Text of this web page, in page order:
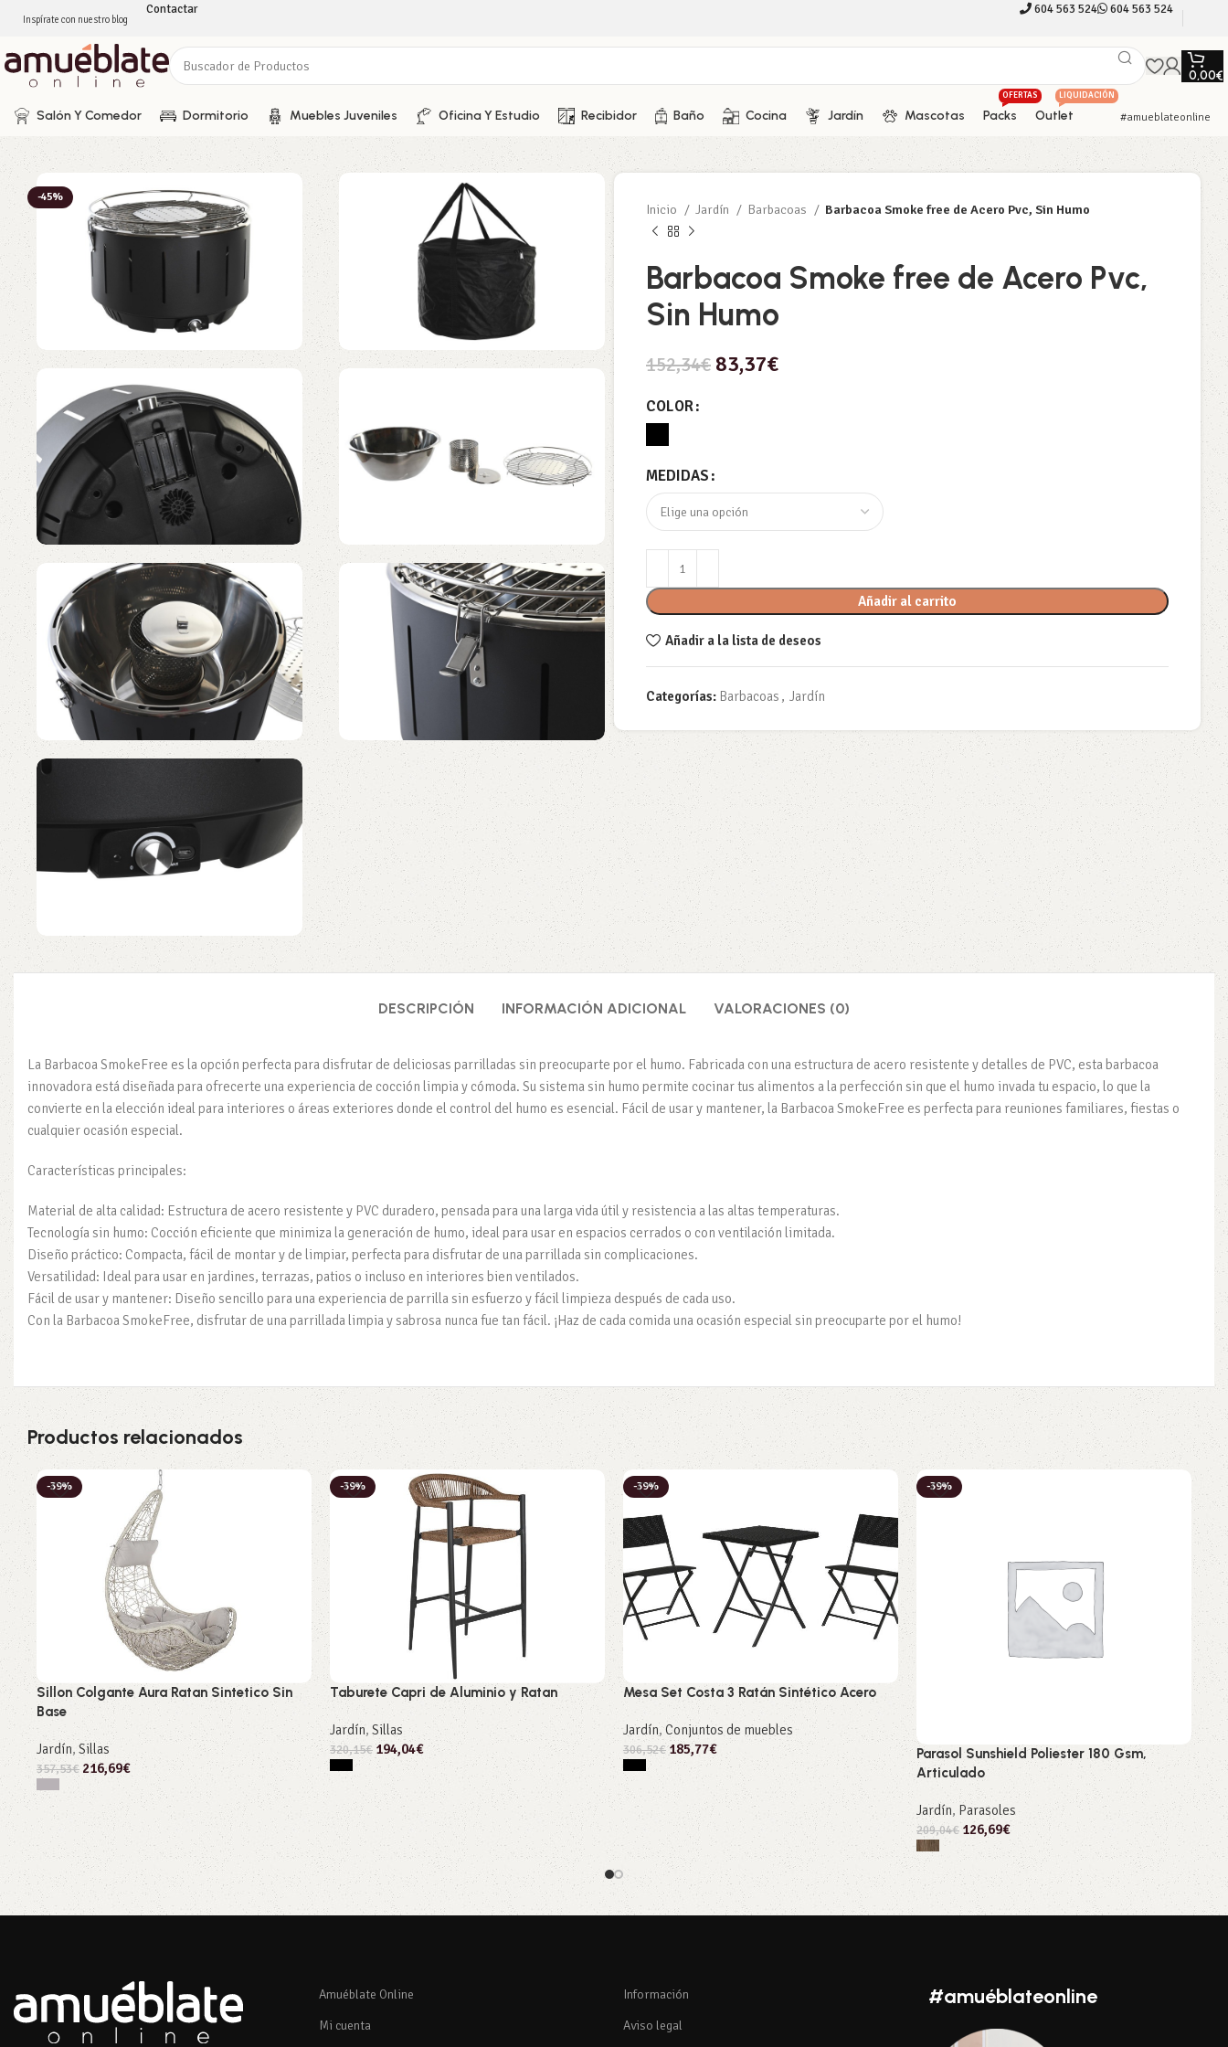
Inspírate con nuestro blog
Contactar 604 563 524 604 563 524
0,00€
Salón Y Comedor Dormitorio Muebles Juveniles Oficina Y Estudio Recibidor Baño Cocina Jardín Mascotas Packs
OFERTAS
Outlet
LIQUIDACIÓN
#amueblateonline
-45%
Inicio Jardín Barbacoas Barbacoa Smoke free de Acero Pvc, Sin Humo
Barbacoa Smoke free de Acero Pvc,
Sin Humo
152,34€ 83,37€
COLOR
MEDIDAS
Añadir al carrito
Añadir a la lista de deseos
Categorías: Barbacoas , Jardín
DESCRIPCIÓN INFORMACIÓN ADICIONAL VALORACIONES (0)
La Barbacoa SmokeFree es la opción perfecta para disfrutar de deliciosas parrilladas sin preocuparte por el humo. Fabricada con una estructura de acero resistente y detalles de PVC, esta barbacoa
innovadora está diseñada para ofrecerte una experiencia de cocción limpia y cómoda. Su sistema sin humo permite cocinar tus alimentos a la perfección sin que el humo invada tu espacio, lo que la
convierte en la elección ideal para interiores o áreas exteriores donde el control del humo es esencial. Fácil de usar y mantener, la Barbacoa SmokeFree es perfecta para reuniones familiares, fiestas o
cualquier ocasión especial.
Características principales:
Material de alta calidad: Estructura de acero resistente y PVC duradero, pensada para una larga vida útil y resistencia a las altas temperaturas.
Tecnología sin humo: Cocción eficiente que minimiza la generación de humo, ideal para usar en espacios cerrados o con ventilación limitada.
Diseño práctico: Compacta, fácil de montar y de limpiar, perfecta para disfrutar de una parrillada sin complicaciones.
Versatilidad: Ideal para usar en jardines, terrazas, patios o incluso en interiores bien ventilados.
Fácil de usar y mantener: Diseño sencillo para una experiencia de parrilla sin esfuerzo y fácil limpieza después de cada uso.
Con la Barbacoa SmokeFree, disfrutar de una parrillada limpia y sabrosa nunca fue tan fácil. ¡Haz de cada comida una ocasión especial sin preocuparte por el humo!
Productos relacionados
-39%
Sillon Colgante Aura Ratan Sintetico Sin
Base
Jardín,Sillas
357,53€ 216,69€
Seleccionar opciones
-39%
Taburete Capri de Aluminio y Ratan
Jardín, Sillas
320,15€194,04€
Seleccionar opciones
-39%
Mesa Set Costa 3 Ratán Sintético Acero
Jardín,Conjuntos de muebles
306,52€ 185,77€
Seleccionar opciones
-39%
Parasol Sunshield Poliester 180 Gsm,
Articulado
Jardín, Parasoles
209,04€ 126,69€
Seleccionar opciones
Amuéblate Online
Mi cuenta
Información
Aviso legal
#amuéblateonline